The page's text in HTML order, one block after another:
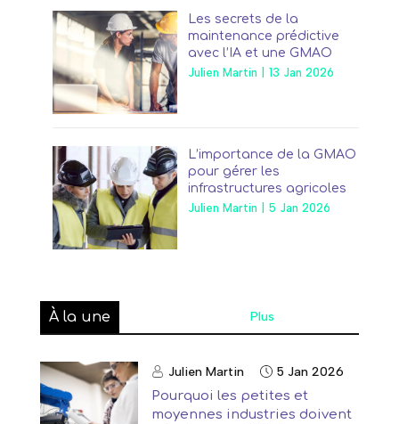
Les secrets de la
maintenance prédictive
avec l’IA et une GMAO
Julien Martin
13 Jan 2026
L’importance de la GMAO
pour gérer les
infrastructures agricoles
Julien Martin
5 Jan 2026
À la une Plus
Julien Martin
5 Jan 2026
Pourquoi les petites et
moyennes industries doivent